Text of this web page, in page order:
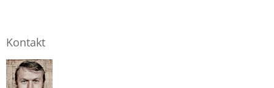
Kontakt